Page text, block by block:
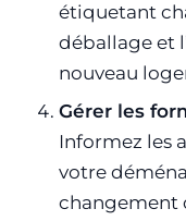
étiquetant
déballage et
nouveau
Gérer les
Informez les
votre
changement